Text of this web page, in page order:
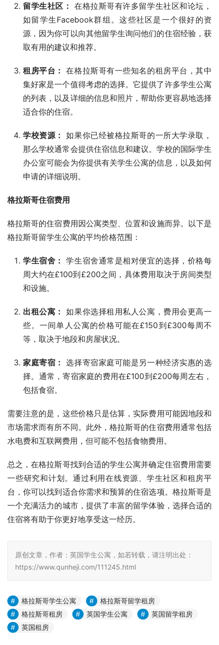
留学生社区： 在格拉斯哥有许多留学生社区和论坛，
如留学生Facebook群组。这些社区是一个很好的资
源，因为你可以向其他留学生询问他们的住宿经验，获
取有用的建议和推荐。
租房平台： 在格拉斯哥有一些知名的租房平台，其中
集好家是一个值得考虑的选择。它提供了许多学生公寓
的列表，以及详细的信息和照片，帮助你更容易地选择
适合你的住宿。
学校资源： 如果你已经被格拉斯哥的一所大学录取，
那么学校通常会提供住宿信息和建议。学校的国际学生
办公室可能会为你提供有关学生公寓的信息，以及如何
申请的详细说明。
格拉斯哥住宿费用
格拉斯哥的住宿费用因公寓类型、位置和设施而异。以下是
格拉斯哥留学生公寓的平均价格范围：
学生宿舍： 学生宿舍通常是相对便宜的选择，价格每
周大约在£100到£200之间，具体费用取决于房间类型
和设施。
出租公寓： 如果你选择租用私人公寓，费用会更高一
些。一间单人公寓的价格可能在£150到£300每周不
等，取决于地段和房屋状况。
家庭寄宿： 选择寄宿家庭可能是另一种经济实惠的选
择。通常，寄宿家庭的费用在£100到£200每周左右，
包括食宿。
需要注意的是，这些价格只是估算，实际费用可能因地段和
市场需求而有所不同。此外，格拉斯哥的住宿费用通常包括
水电费和互联网费用，但可能不包括食物费用。
总之，在格拉斯哥找到合适的学生公寓并确定住宿费用需要
一些研究和计划。通过利用在线资源、学生社区和租房平
台，你可以找到适合你需求和预算的住宿选项。格拉斯哥是
一个充满活力的城市，提供了丰富的留学体验，选择合适的
住宿将有助于你更好地享受这一经历。
原创文章，作者：英国学生公寓，如若转载，请注明出处：
https://www.qunheji.com/111245.html
格拉斯哥学生公寓
格拉斯哥留学租房
格拉斯哥租房
英国学生公寓
英国留学租房
英国租房